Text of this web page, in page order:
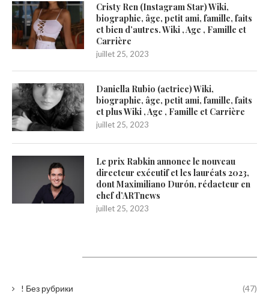
Cristy Ren (Instagram Star) Wiki,
biographie, âge, petit ami, famille, faits
et bien d’autres. Wiki , Age , Famille et
Carrière
juillet 25, 2023
Daniella Rubio (actrice) Wiki,
biographie, âge, petit ami, famille, faits
et plus Wiki , Age , Famille et Carrière
juillet 25, 2023
Le prix Rabkin annonce le nouveau
directeur exécutif et les lauréats 2023,
dont Maximiliano Durón, rédacteur en
chef d’ARTnews
juillet 25, 2023
! Без рубрики (47)